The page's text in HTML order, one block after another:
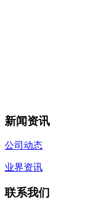
新闻资讯
公司动态
业界资讯
联系我们